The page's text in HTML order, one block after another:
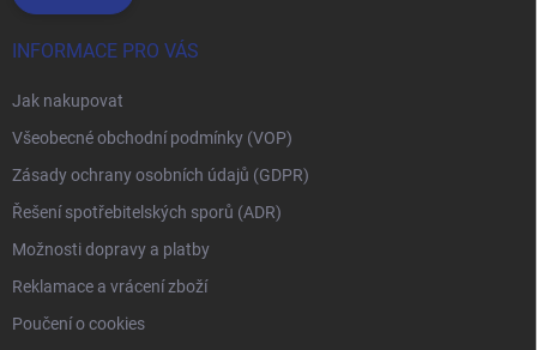
INFORMACE PRO VÁS
Jak nakupovat
Všeobecné obchodní podmínky (VOP)
Zásady ochrany osobních údajů (GDPR)
Řešení spotřebitelských sporů (ADR)
Možnosti dopravy a platby
Reklamace a vrácení zboží
Poučení o cookies